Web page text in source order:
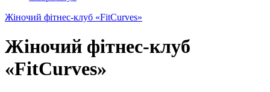
Жіночий фітнес-клуб «FitCurves»
Жіночий фітнес-клуб
«FitCurves»